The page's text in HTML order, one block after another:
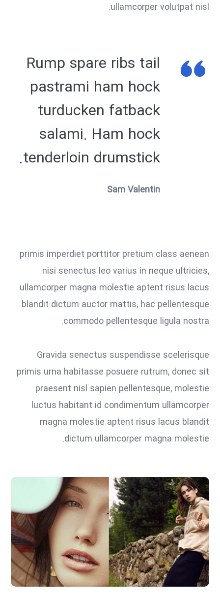
ullamcorper volutpat nisl.
Rump spare ribs tail
pastrami ham hock
turducken fatback
salami. Ham hock
tenderloin drumstick.
Sam Valentin
primis imperdiet porttitor pretium class aenean
nisi senectus leo varius in neque ultricies,
ullamcorper magna molestie aptent risus lacus
blandit dictum auctor mattis, hac pellentesque
commodo pellentesque ligula nostra.
Gravida senectus suspendisse scelerisque
primis urna habitasse posuere rutrum, donec sit
praesent nisl sapien pellentesque, molestie
luctus habitant id condimentum ullamcorper
magna molestie aptent risus lacus blandit
dictum ullamcorper magna molestie.